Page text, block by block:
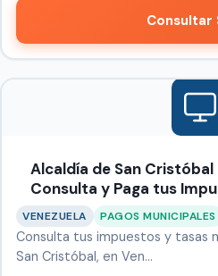
Consultar
Alcaldía de San Cristóbal
Consulta y Paga tus
VENEZUELA PAGOS MUNICIPALES
Consulta tus impuestos y tasas
San Cristóbal, en Ven…